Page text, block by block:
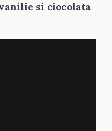
si ciocolata